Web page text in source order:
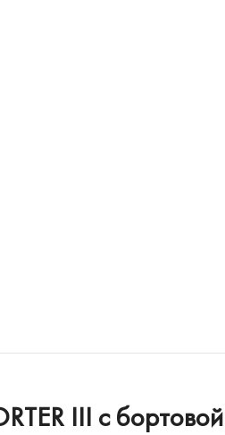
III c